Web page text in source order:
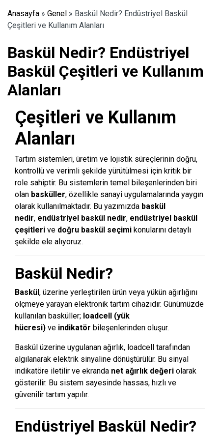
Anasayfa » Genel » Baskül Nedir? Endüstriyel Baskül
Çeşitleri ve Kullanım Alanları
Baskül Nedir? Endüstriyel
Baskül Çeşitleri ve Kullanım
Alanları
Çeşitleri ve Kullanım
Alanları
Tartım sistemleri, üretim ve lojistik süreçlerinin doğru,
kontrollü ve verimli şekilde yürütülmesi için kritik bir
role sahiptir. Bu sistemlerin temel bileşenlerinden biri
olan basküller, özellikle sanayi uygulamalarında yaygın
olarak kullanılmaktadır. Bu yazımızda baskül
nedir, endüstriyel baskül nedir, endüstriyel baskül
çeşitleri ve doğru baskül seçimi konularını detaylı
şekilde ele alıyoruz.
Baskül Nedir?
Baskül, üzerine yerleştirilen ürün veya yükün ağırlığını
ölçmeye yarayan elektronik tartım cihazıdır. Günümüzde
kullanılan basküller; loadcell (yük
hücresi) ve indikatör bileşenlerinden oluşur.
Baskül üzerine uygulanan ağırlık, loadcell tarafından
algılanarak elektrik sinyaline dönüştürülür. Bu sinyal
indikatöre iletilir ve ekranda net ağırlık değeri olarak
gösterilir. Bu sistem sayesinde hassas, hızlı ve
güvenilir tartım yapılır.
Endüstriyel Baskül Nedir?